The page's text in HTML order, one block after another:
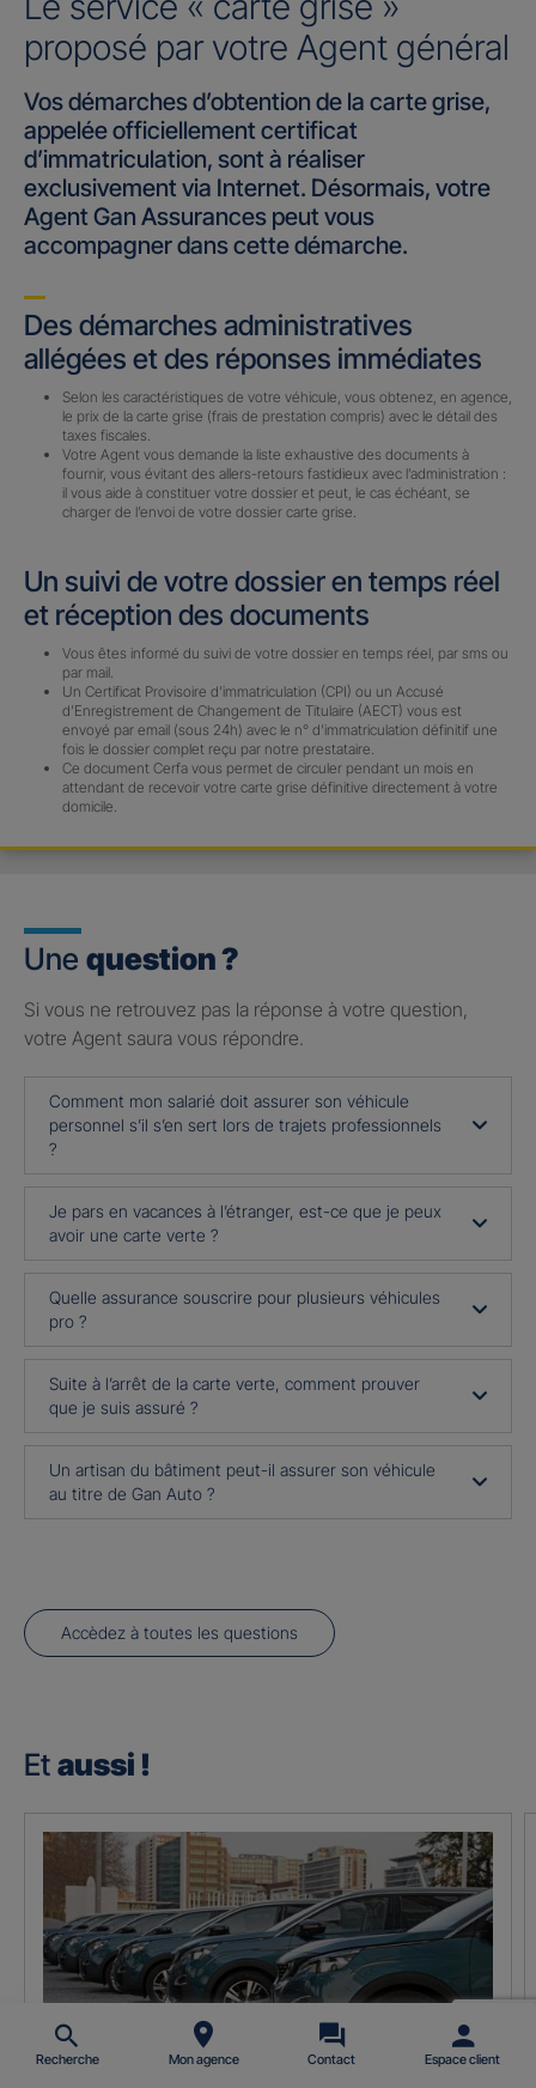
proposé par votre Agent général
Vos démarches d’obtention de la carte grise,
appelée officiellement certificat
d’immatriculation, sont à réaliser
exclusivement via Internet. Désormais, votre
Agent Gan Assurances peut vous
accompagner dans cette démarche.
Des démarches administratives
allégées et des réponses immédiates
Selon les caractéristiques de votre véhicule, vous obtenez, en agence,
le prix de la carte grise (frais de prestation compris) avec le détail des
taxes fiscales.
Votre Agent vous demande la liste exhaustive des documents à
fournir, vous évitant des allers-retours fastidieux avec l’administration :
il vous aide à constituer votre dossier et peut, le cas échéant, se
charger de l’envoi de votre dossier carte grise.
Un suivi de votre dossier en temps réel
et réception des documents
Vous êtes informé du suivi de votre dossier en temps réel, par sms ou
par mail.
Un Certificat Provisoire d’immatriculation (CPI) ou un Accusé
d’Enregistrement de Changement de Titulaire (AECT) vous est
envoyé par email (sous 24h) avec le n° d’immatriculation définitif une
fois le dossier complet reçu par notre prestataire.
Ce document Cerfa vous permet de circuler pendant un mois en
attendant de recevoir votre carte grise définitive directement à votre
domicile.
Une question ?
Si vous ne retrouvez pas la réponse à votre question,
votre Agent saura vous répondre.
Comment mon salarié doit assurer son véhicule
personnel s’il s’en sert lors de trajets professionnels
?
Je pars en vacances à l’étranger, est-ce que je peux
avoir une carte verte ?
Quelle assurance souscrire pour plusieurs véhicules
pro ?
Suite à l’arrêt de la carte verte, comment prouver
que je suis assuré ?
Un artisan du bâtiment peut-il assurer son véhicule
au titre de Gan Auto ?
Accèdez à toutes les questions
Et aussi !
Recherche Mon agence Contact Espace client